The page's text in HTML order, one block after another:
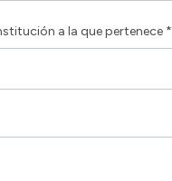
a la que pertenece *